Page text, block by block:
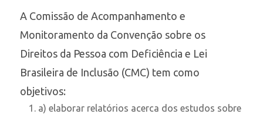
A Comissão de Acompanhamento e
Monitoramento da Convenção sobre os
Direitos da Pessoa com Deficiência e Lei
Brasileira de Inclusão (CMC) tem como
objetivos:
a) elaborar relatórios acerca dos estudos sobre